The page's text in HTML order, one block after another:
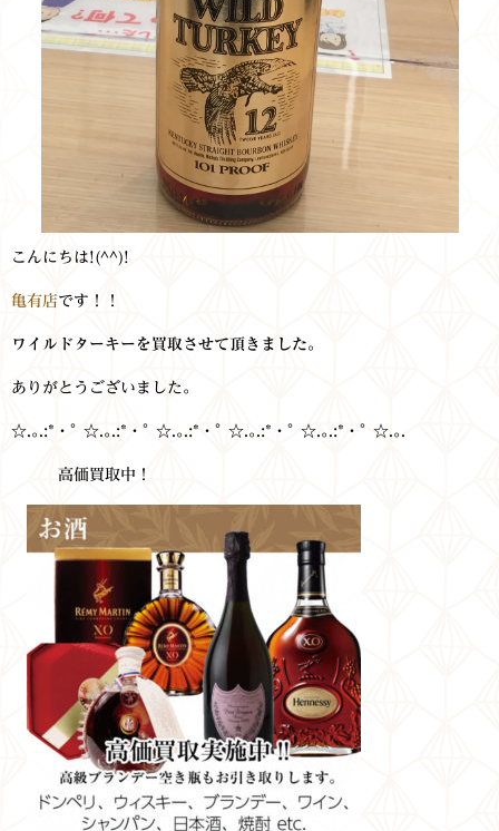
こんにちは!(^^)!
亀有店です！！
ワイルドターキーを買取させて頂きました。
ありがとうございました。
☆.｡.:*・ﾟ ☆.｡.:*・ﾟ ☆.｡.:*・ﾟ ☆.｡.:*・ﾟ ☆.｡.:*・ﾟ ☆.｡.
高価買取中！